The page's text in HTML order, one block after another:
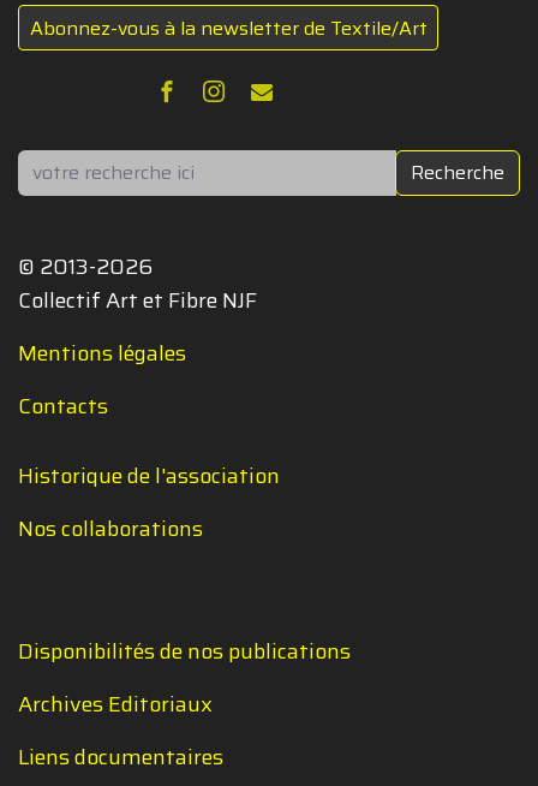
Abonnez-vous à la newsletter de Textile/Art
Rechercher Recherche
© 2013-2026
Collectif Art et Fibre NJF
Mentions légales
Contacts
Historique de l'association
Nos collaborations
Disponibilités de nos publications
Archives Editoriaux
Liens documentaires